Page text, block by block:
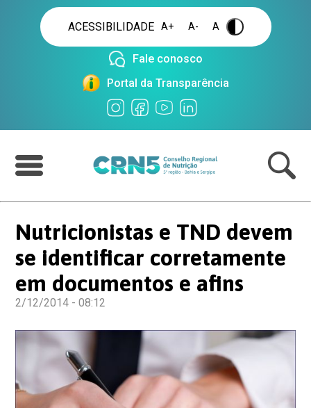
ACESSIBILIDADE A+ A- A .
Fale conosco
Portal da Transparência
Nutricionistas e TND devem
se identificar corretamente
em documentos e afins
2/12/2014 - 08:12